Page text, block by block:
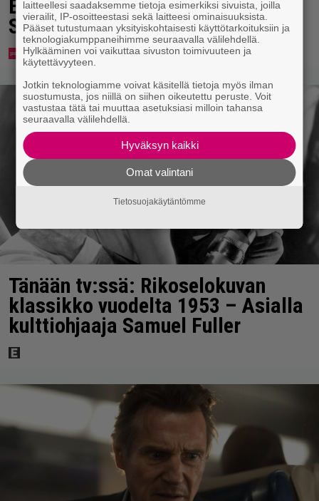
Eurojackpotista 80 000 euroa
Suomeen – tänne
Tänään tv:ssä: Rikoselokuvan
klassikko vuodelta 1953 – Asialla
kulttiohjaaja Samuel Fuller
laitteellesi saadaksemme tietoja esimerkiksi sivuista, joilla
vierailit, IP-osoitteestasi sekä laitteesi ominaisuuksista.
Pääset tutustumaan yksityiskohtaisesti käyttötarkoituksiin ja
teknologiakumppaneihimme seuraavalla välilehdellä.
Hylkääminen voi vaikuttaa sivuston toimivuuteen ja
käytettävyyteen.
Jotkin teknologiamme voivat käsitellä tietoja myös ilman
suostumusta, jos niillä on siihen oikeutettu peruste. Voit
vastustaa tätä tai muuttaa asetuksiasi milloin tahansa
seuraavalla välilehdellä.
Hyväksyn kaikki
Omat valintani
Tietosuojakäytäntömme